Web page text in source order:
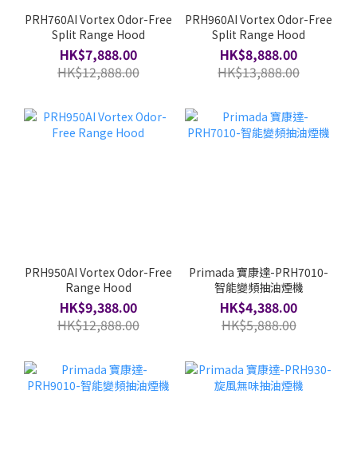
PRH760AI Vortex Odor-Free
Split Range Hood
HK$7,888.00
HK$12,888.00
PRH960AI Vortex Odor-Free
Split Range Hood
HK$8,888.00
HK$13,888.00
PRH950AI Vortex Odor-Free
Range Hood
HK$9,388.00
HK$12,888.00
Primada 寶康達-PRH7010-
智能變頻抽油煙機
HK$4,388.00
HK$5,888.00